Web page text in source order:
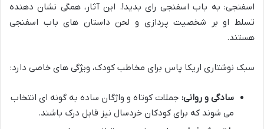
اسفنجی: به باب اسفنجی رای بدید!. این آثار، همگی نشان دهنده
تسلط او بر شخصیت پردازی و لحن داستان های باب اسفنجی
هستند.
سبک نوشتاری اریکا پاس برای مخاطب کودک، ویژگی های خاصی دارد:
سادگی و روانی: جملات کوتاه و واژگان ساده به گونه ای انتخاب
می شوند که برای کودکان خردسال نیز قابل درک باشند.